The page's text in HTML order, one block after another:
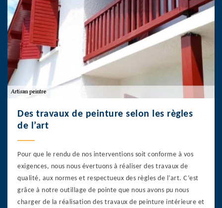
Des travaux de peinture selon les règles
de l’art
Pour que le rendu de nos interventions soit conforme à vos
exigences, nous nous évertuons à réaliser des travaux de
qualité, aux normes et respectueux des règles de l’art. C’est
grâce à notre outillage de pointe que nous avons pu nous
charger de la réalisation des travaux de peinture intérieure et